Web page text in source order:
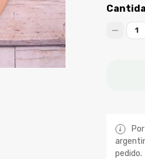
1
pedido.